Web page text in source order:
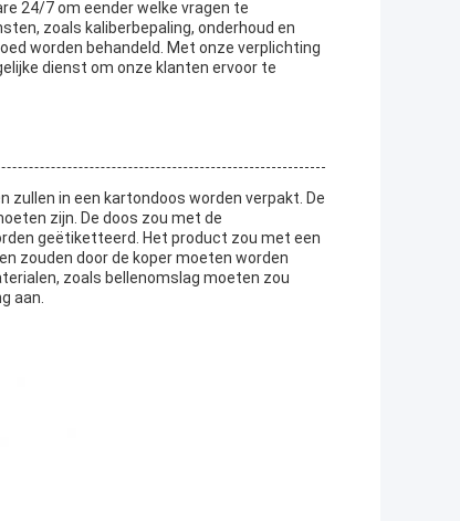
24/7 om eender welke vragen te
zoals kaliberbepaling, onderhoud en
worden behandeld. Met onze verplichting
dienst om onze klanten ervoor te
zullen in een kartondoos worden verpakt. De
zijn. De doos zou met de
geëtiketteerd. Het product zou met een
zouden door de koper moeten worden
zoals bellenomslag moeten zou
aan.